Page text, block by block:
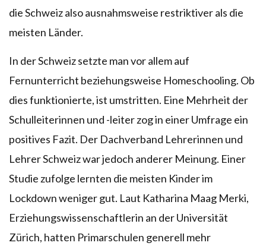
die Schweiz also ausnahmsweise restriktiver als die
meisten Länder.
In der Schweiz setzte man vor allem auf
Fernunterricht beziehungsweise Homeschooling. Ob
dies funktionierte, ist umstritten. Eine Mehrheit der
Schulleiterinnen und -leiter zog in einer Umfrage ein
positives Fazit. Der Dachverband Lehrerinnen und
Lehrer Schweiz war jedoch anderer Meinung. Einer
Studie zufolge lernten die meisten Kinder im
Lockdown weniger gut. Laut Katharina Maag Merki,
Erziehungswissenschaftlerin an der Universität
Zürich, hatten Primarschulen generell mehr